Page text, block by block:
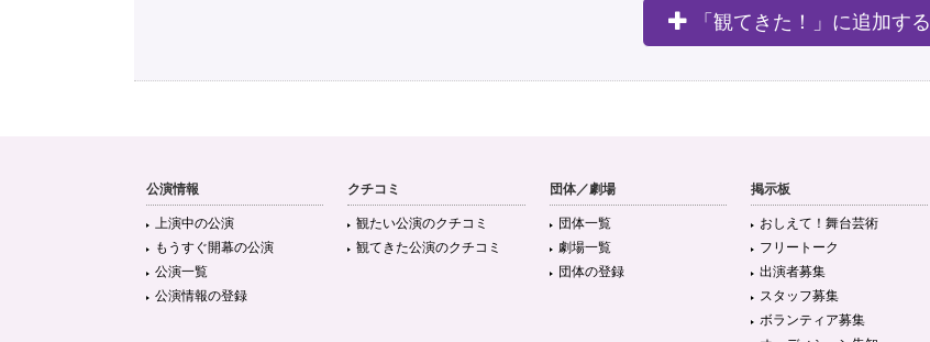
「観てきた！」に追加する
公演情報
上演中の公演
もうすぐ開幕の公演
公演一覧
公演情報の登録
クチコミ
観たい公演のクチコミ
観てきた公演のクチコミ
団体／劇場
団体一覧
劇場一覧
団体の登録
掲示板
おしえて！舞台芸術
フリートーク
出演者募集
スタッフ募集
ボランティア募集